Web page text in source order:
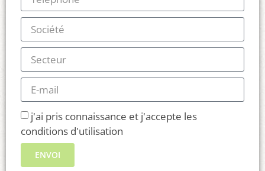
j'ai pris connaissance et j'accepte les
conditions d'utilisation
ENVOI